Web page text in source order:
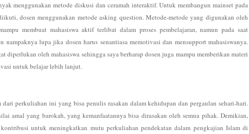
menggunakan metode diskusi dan ceramah interaktif. Untuk membangun mainset pada
dosen menggunakan metode asking question. Metode-metode yang digunakan oleh
membuat mahasiswa aktif terlibat dalam proses pembelajaran, namun pada saat
nampaknya lupa jika dosen harus senantiasa memotivasi dan mensupport mahasiswanya.
diperlukan oleh mahasiswa sehingga saya berharap dosen juga mampu memberikan materi
untuk belajar lebih lanjut.
perkuliahan ini yang bisa penulis rasakan dalam kehidupan dan pergaulan sehari-hari.
amal yang barokah, yang kemanfaatannya bisa dirasakan oleh semua pihak. Demikian,
untuk meningkatkan mutu perkuliahan pendekatan dalam pengkajian Islam di